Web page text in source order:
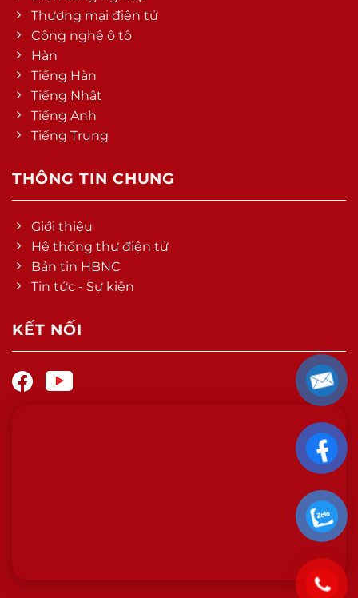
Thương mại điện tử
Công nghệ ô tô
Hàn
Tiếng Hàn
Tiếng Nhật
Tiếng Anh
Tiếng Trung
THÔNG TIN CHUNG
Giới thiệu
Hệ thống thư điện tử
Bản tin HBNC
Tin tức - Sự kiện
KẾT NỐI